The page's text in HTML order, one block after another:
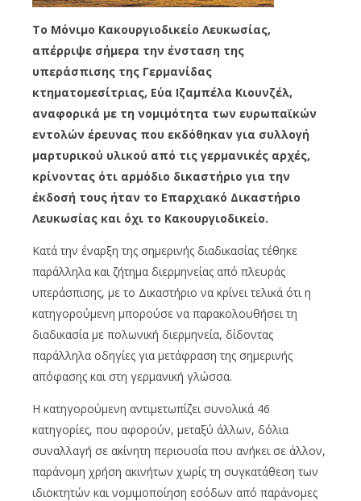
Το Μόνιμο Κακουργιοδικείο Λευκωσίας,
απέρριψε σήμερα την ένσταση της
υπεράσπισης της Γερμανίδας
κτηματομεσίτριας, Εύα Ιζαμπέλα Κιουνζέλ,
αναφορικά με τη νομιμότητα των ευρωπαϊκών
εντολών έρευνας που εκδόθηκαν για συλλογή
μαρτυρικού υλικού από τις γερμανικές αρχές,
κρίνοντας ότι αρμόδιο δικαστήριο για την
έκδοσή τους ήταν το Επαρχιακό Δικαστήριο
Λευκωσίας και όχι το Κακουργιοδικείο.
Κατά την έναρξη της σημερινής διαδικασίας τέθηκε
παράλληλα και ζήτημα διερμηνείας από πλευράς
υπεράσπισης, με το Δικαστήριο να κρίνει τελικά ότι η
κατηγορούμενη μπορούσε να παρακολουθήσει τη
διαδικασία με πολωνική διερμηνεία, δίδοντας
παράλληλα οδηγίες για μετάφραση της σημερινής
απόφασης και στη γερμανική γλώσσα.
Η κατηγορούμενη αντιμετωπίζει συνολικά 46
κατηγορίες, που αφορούν, μεταξύ άλλων, δόλια
συναλλαγή σε ακίνητη περιουσία που ανήκει σε άλλον,
παράνομη χρήση ακινήτων χωρίς τη συγκατάθεση των
ιδιοκτητών και νομιμοποίηση εσόδων από παράνομες